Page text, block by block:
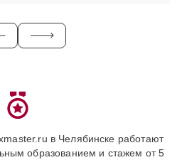
в Челябинске работают
образованием и стажем от 5